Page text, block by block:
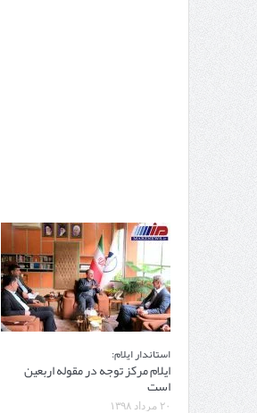
استاندار ایلام:
ایلام مرکز توجه در مقوله اربعین
است
۲۰ مرداد ۱۳۹۸